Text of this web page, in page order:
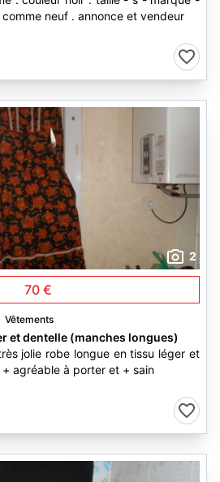
neuf . annonce et vendeur
2
70 €
Vêtements
et dentelle (manches longues)
jolie robe longue en tissu léger et
agréable à porter et + sain